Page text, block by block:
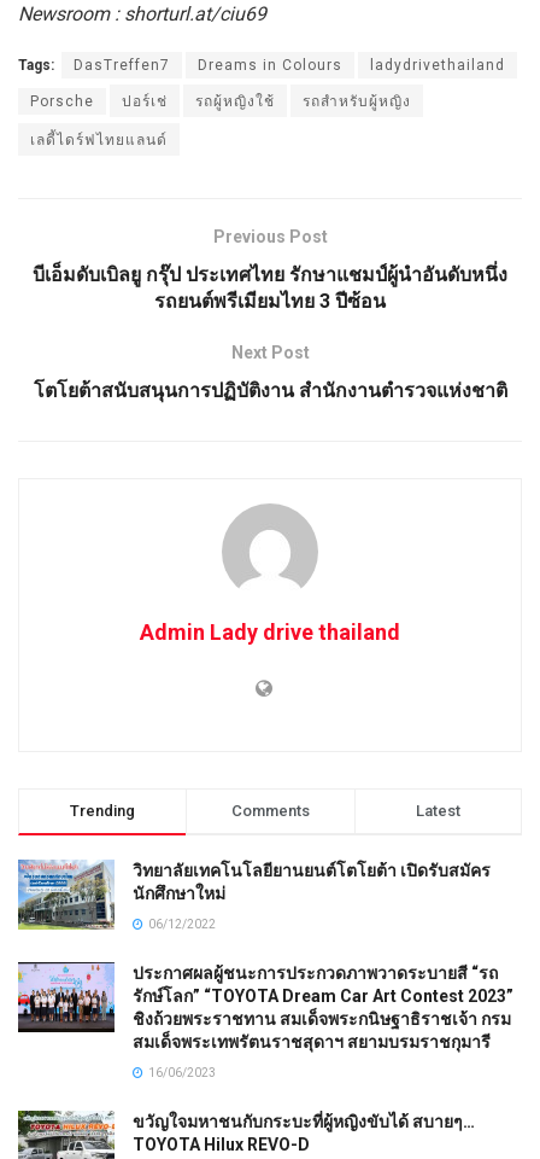
Newsroom : shorturl.at/ciu69
Tags: DasTreffen7 Dreams in Colours ladydrivethailand
Porsche ปอร์เช่ รถผู้หญิงใช้ รถสำหรับผู้หญิง
เลดี้ไดร์ฟไทยแลนด์
Previous Post
บีเอ็มดับเบิลยู กรุ๊ป ประเทศไทย รักษาแชมป์ผู้นำอันดับหนึ่ง
รถยนต์พรีเมียมไทย 3 ปีซ้อน
Next Post
โตโยต้าสนับสนุนการปฏิบัติงาน สำนักงานตำรวจแห่งชาติ
Admin Lady drive thailand
Trending Comments Latest
วิทยาลัยเทคโนโลยียานยนต์โตโยต้า เปิดรับสมัคร
นักศึกษาใหม่
06/12/2022
ประกาศผลผู้ชนะการประกวดภาพวาดระบายสี “รถ
รักษ์โลก” “TOYOTA Dream Car Art Contest 2023”
ชิงถ้วยพระราชทาน สมเด็จพระกนิษฐาธิราชเจ้า กรม
สมเด็จพระเทพรัตนราชสุดาฯ สยามบรมราชกุมารี
16/06/2023
ขวัญใจมหาชนกับกระบะที่ผู้หญิงขับได้ สบายๆ…
TOYOTA Hilux REVO-D